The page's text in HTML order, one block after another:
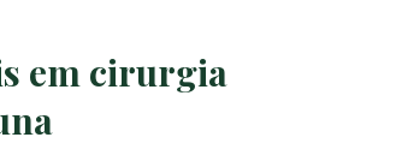
em cirurgia